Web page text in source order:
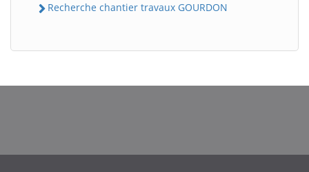
Recherche chantier travaux GOURDON
B